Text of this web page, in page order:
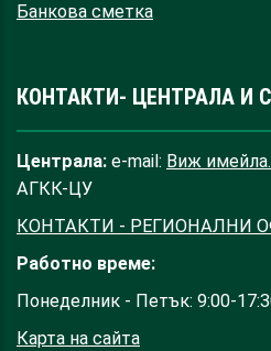
Банкова сметка
КОНТАКТИ- ЦЕНТРАЛА И
Централа: e-mail: Виж
АГКК-ЦУ
КОНТАКТИ - РЕГИОНАЛНИ
Работно време:
Понеделник - Петък: 9:00-
Карта на сайта